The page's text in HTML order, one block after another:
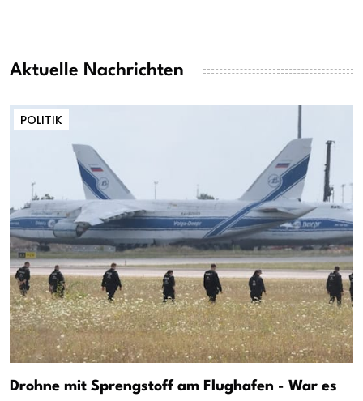
Aktuelle Nachrichten
POLITIK
Drohne mit Sprengstoff am Flughafen - War es